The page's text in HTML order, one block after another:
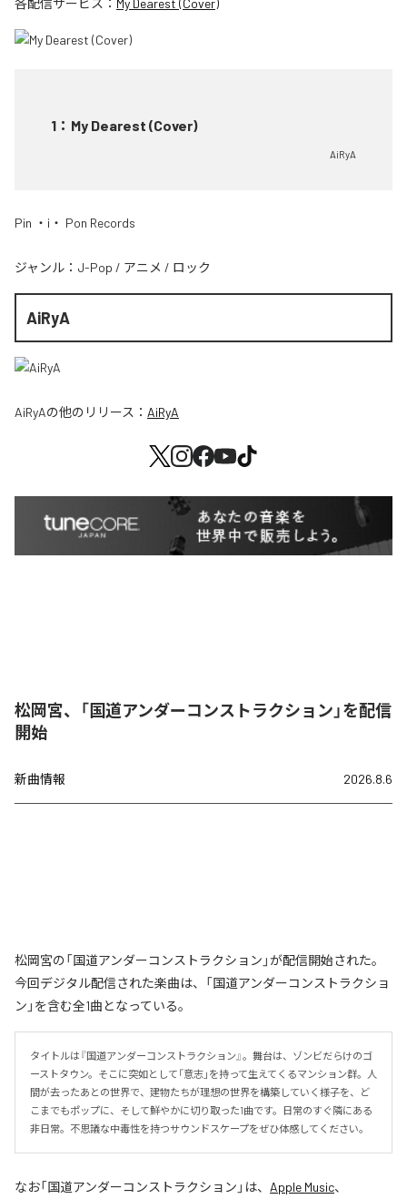
1 ： My Dearest (Cover)
AiRyA
Pin ・i・ Pon Records
ジャンル： J-Pop / アニメ / ロック
AiRyA
AiRyAの他のリリース： AiRyA
松岡宮、「国道アンダーコンストラクション」を配信
開始
新曲情報 2026.8.6
松岡宮の「国道アンダーコンストラクション」が配信開始された。
今回デジタル配信された楽曲は、「国道アンダーコンストラクショ
ン」を含む全1曲となっている。
タイトルは『国道アンダーコンストラクション』。舞台は、ゾンビだらけのゴ
ーストタウン。そこに突如として「意志」を持って生えてくるマンション群。人
間が去ったあとの世界で、建物たちが理想の世界を構築していく様子を、ど
こまでもポップに、そして鮮やかに切り取った1曲です。日常のすぐ隣にある
非日常。不思議な中毒性を持つサウンドスケープをぜひ体感してください。
なお「国道アンダーコンストラクション 」は、 Apple Music、